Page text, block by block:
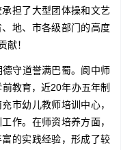
担了大型团体操和文艺
地、市各级部门的高度
献！
守道誉满巴蜀。阆中师
教育，近20年办五年制
市幼儿教师培训中心，
作。在师资培养方面，
的实践经验，形成了较